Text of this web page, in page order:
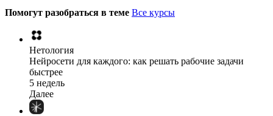
Помогут разобраться в теме Все курсы
Нетология
Нейросети для каждого: как решать рабочие задачи
быстрее
5 недель
Далее